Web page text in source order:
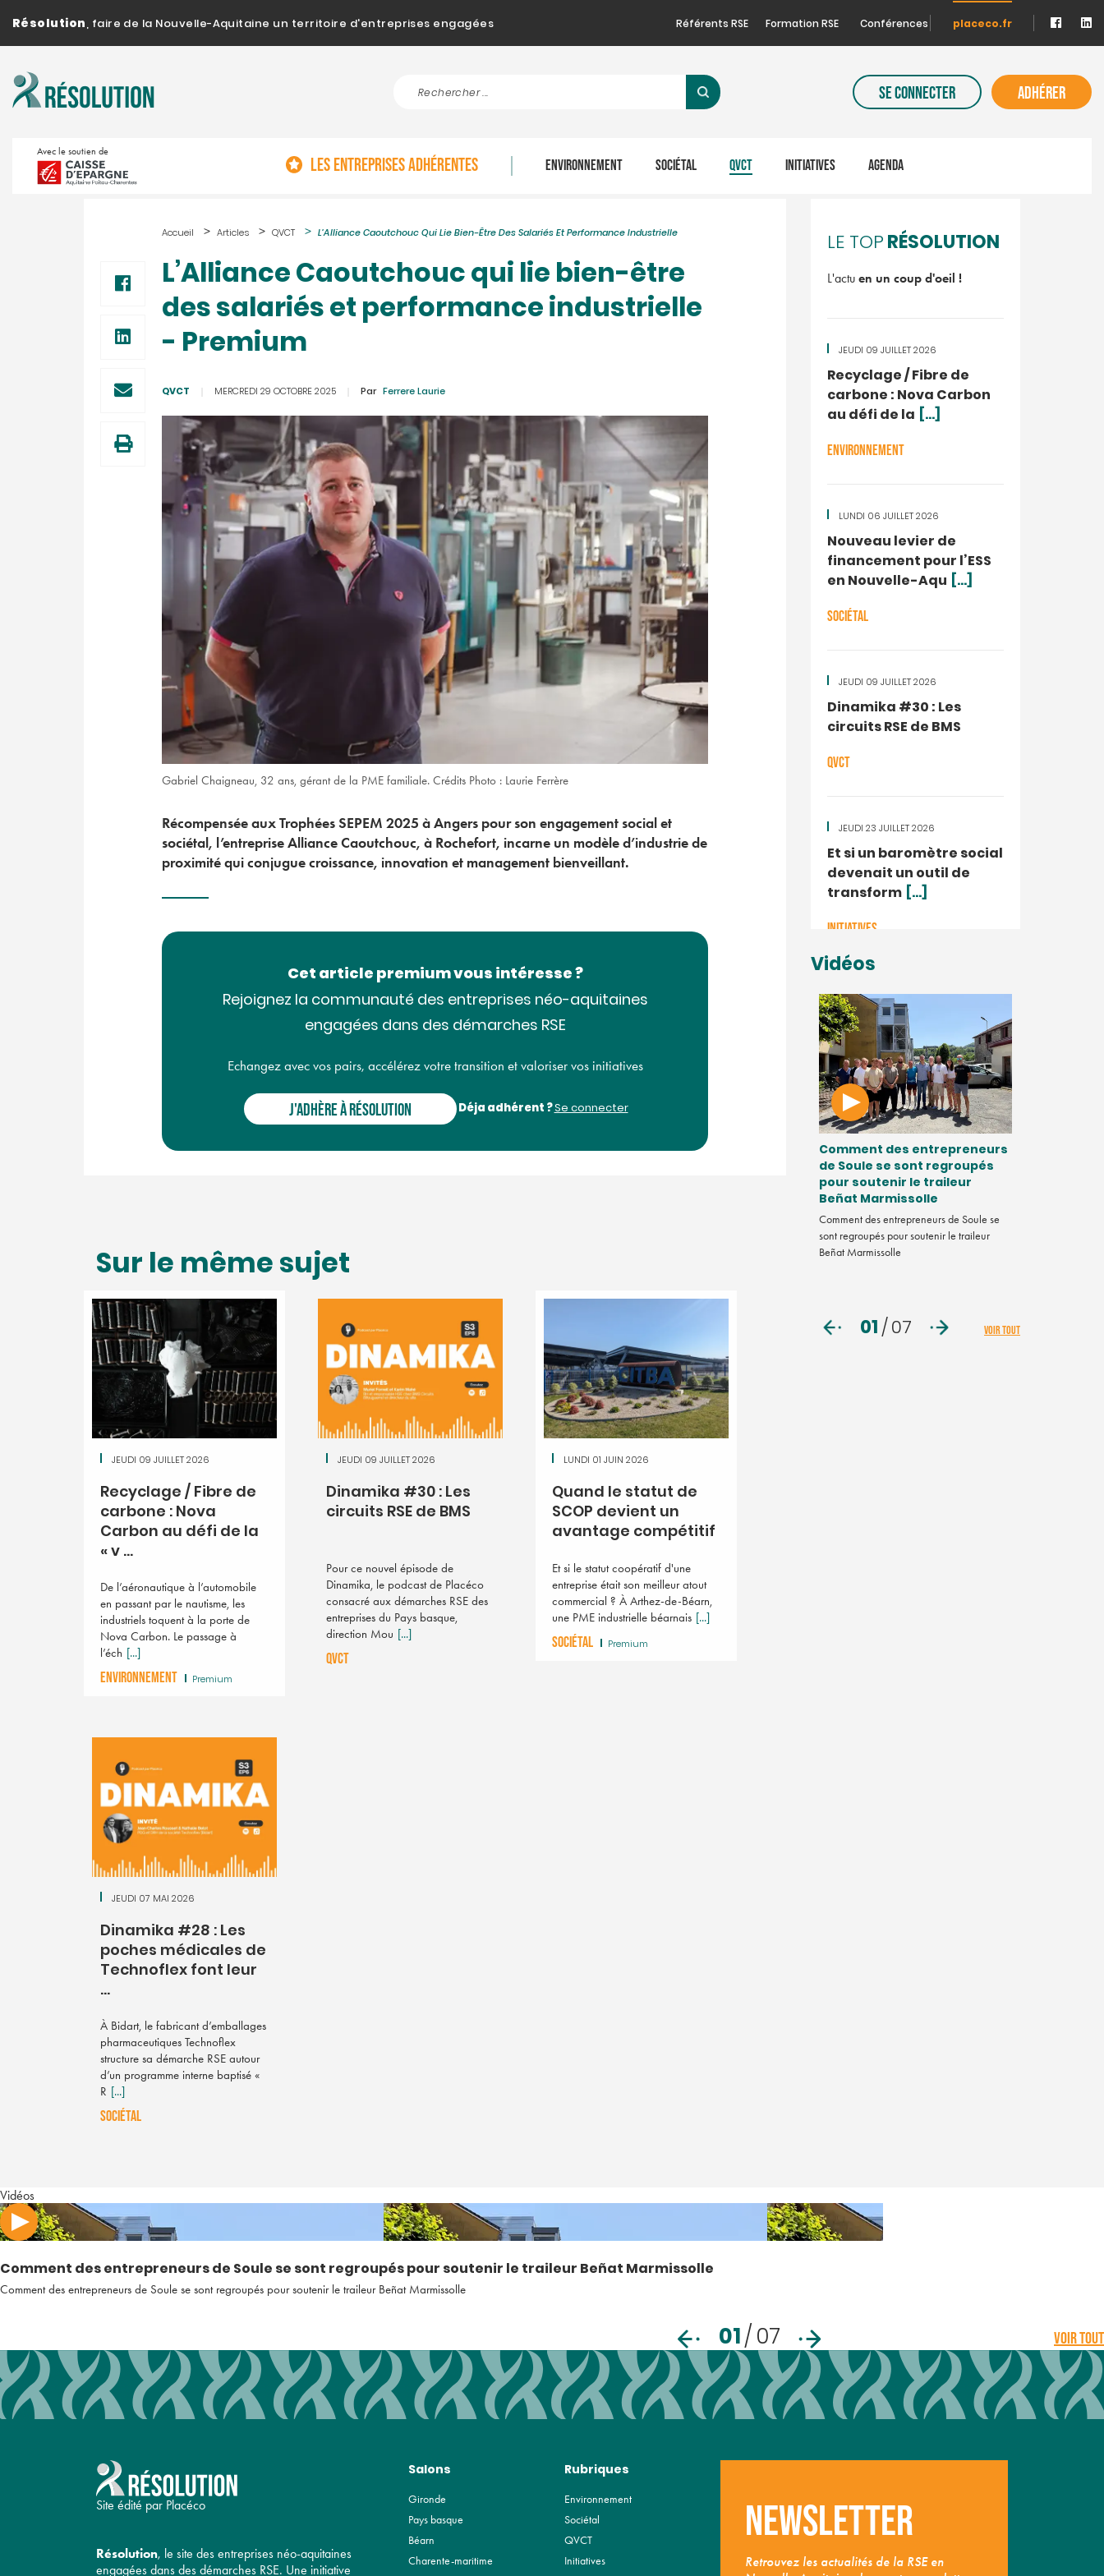
Résolution, faire de la Nouvelle-Aquitaine un territoire d'entreprises engagées Référents RSE Formation RSE Conférences placeco.fr
SE CONNECTER ADHÉRER
Avec le soutien de
LES ENTREPRISES ADHÉRENTES ENVIRONNEMENT SOCIÉTAL QVCT INITIATIVES AGENDA
Accueil Articles QVCT L’Alliance Caoutchouc Qui Lie Bien-Être Des Salariés Et Performance Industrielle
L’Alliance Caoutchouc qui lie bien-être
des salariés et performance industrielle
- Premium
QVCT MERCREDI 29 OCTOBRE 2025 Par Ferrere Laurie
Gabriel Chaigneau, 32 ans, gérant de la PME familiale. Crédits Photo : Laurie Ferrère
Récompensée aux Trophées SEPEM 2025 à Angers pour son engagement social et
sociétal, l’entreprise Alliance Caoutchouc, à Rochefort, incarne un modèle d’industrie de
proximité qui conjugue croissance, innovation et management bienveillant.
Cet article premium vous intéresse ?
Rejoignez la communauté des entreprises néo-aquitaines
engagées dans des démarches RSE
Echangez avec vos pairs, accélérez votre transition et valoriser vos initiatives
J'ADHÈRE À RÉSOLUTION Déja adhérent ?Se connecter
Sur le même sujet
JEUDI 09 JUILLET 2026
Recyclage / Fibre de
carbone : Nova
Carbon au défi de la
« v ...
De l’aéronautique à l’automobile
en passant par le nautisme, les
industriels toquent à la porte de
Nova Carbon. Le passage à
l’éch [...]
ENVIRONNEMENT Premium
JEUDI 09 JUILLET 2026
Dinamika #30 : Les
circuits RSE de BMS
Pour ce nouvel épisode de
Dinamika, le podcast de Placéco
consacré aux démarches RSE des
entreprises du Pays basque,
direction Mou [...]
QVCT
LUNDI 01 JUIN 2026
Quand le statut de
SCOP devient un
avantage compétitif
Et si le statut coopératif d'une
entreprise était son meilleur atout
commercial ? À Arthez-de-Béarn,
une PME industrielle béarnais [...]
SOCIÉTAL Premium
JEUDI 07 MAI 2026
Dinamika #28 : Les
poches médicales de
Technoflex font leur
...
À Bidart, le fabricant d’emballages
pharmaceutiques Technoflex
structure sa démarche RSE autour
d’un programme interne baptisé «
R [...]
SOCIÉTAL
LE TOPRÉSOLUTION
L'actu en un coup d'oeil !
JEUDI 09 JUILLET 2026
Recyclage / Fibre de
carbone : Nova Carbon
au défi de la [...]
ENVIRONNEMENT
LUNDI 06 JUILLET 2026
Nouveau levier de
financement pour l’ESS
en Nouvelle-Aqu [...]
SOCIÉTAL
JEUDI 09 JUILLET 2026
Dinamika #30 : Les
circuits RSE de BMS
QVCT
JEUDI 23 JUILLET 2026
Et si un baromètre social
devenait un outil de
transform [...]
INITIATIVES
Vidéos
La Minute RSE. Pourquoi
Comment des entrepreneurs
de Soule se sont regroupés
pour soutenir le traileur
Beñat Marmissolle
Comment des entrepreneurs de Soule se
sont regroupés pour soutenir le traileur
Beñat Marmissolle
01/07 VOIR TOUT
Vidéos
Comment des entrepreneurs de Soule se sont regroupés pour soutenir le traileur Beñat Marmissolle
Comment des entrepreneurs de Soule se sont regroupés pour soutenir le traileur Beñat Marmissolle
01/07 VOIR TOUT
Site édité par Placéco
Résolution, le site des entreprises néo-aquitaines
engagées dans des démarches RSE. Une initiative
Salons
Gironde
Pays basque
Béarn
Charente-maritime
Rubriques
Environnement
Sociétal
QVCT
Initiatives
Newsletter
Retrouvez les actualités de la RSE en